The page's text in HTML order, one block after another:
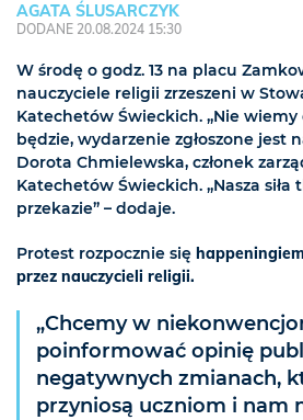
AGATA ŚLUSARCZYK
DODANE 20.08.2024 15:30
W środę o godz. 13 na placu
nauczyciele religii zrzeszeni w
Katechetów Świeckich. „Nie wiemy
będzie, wydarzenie zgłoszone jest
Dorota Chmielewska, członek
Katechetów Świeckich. „Nasza
przekazie” – dodaje.
Protest rozpocznie się
przez nauczycieli religii.
„Chcemy w
poinformować opinię
negatywnych zmianach,
przyniosą uczniom i nam